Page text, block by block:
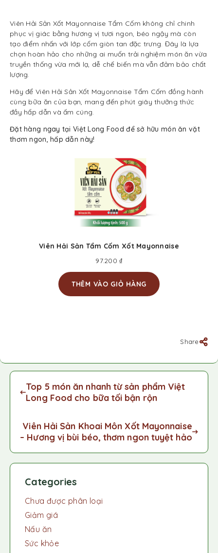
Viên Hải Sản Xốt Mayonnaise Tẩm Cốm không chỉ chinh
phục vị giác bằng hương vị tươi ngon, béo ngậy mà còn
tạo điểm nhấn với lớp cốm giòn tan đặc trưng. Đây là lựa
chọn hoàn hảo cho những ai muốn trải nghiệm món ăn vừa
truyền thống vừa mới lạ, dễ chế biến mà vẫn đảm bảo chất
lượng.
Hãy để Viên Hải Sản Xốt Mayonnaise Tẩm Cốm đồng hành
cùng bữa ăn của bạn, mang đến phút giây thưởng thức
đầy hấp dẫn và ấm cúng.
Đặt hàng ngay tại Việt Long Food để sở hữu món ăn vặt
thơm ngon, hấp dẫn này!
Viên Hải Sản Tẩm Cốm Xốt Mayonnaise
97.200₫
THÊM VÀO GIỎ HÀNG
Share
Top 5 món ăn nhanh từ sản phẩm Việt
Long Food cho bữa tối bận rộn
Viên Hải Sản Khoai Môn Xốt Mayonnaise
– Hương vị bùi béo, thơm ngon tuyệt hảo
Categories
Chưa được phân loại
Giảm giá
Nấu ăn
Sức khỏe